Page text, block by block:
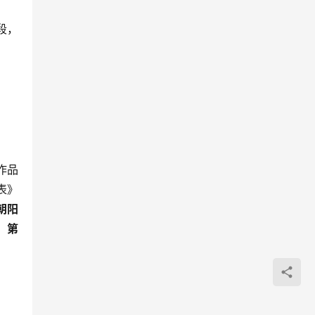
品
阳
第